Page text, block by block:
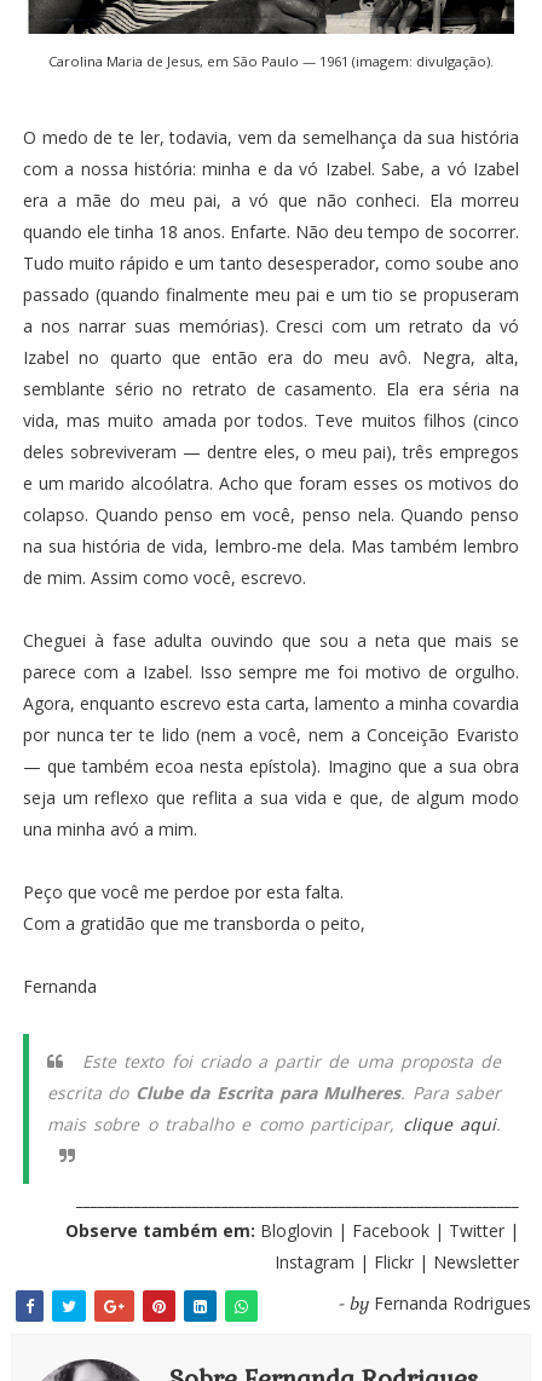
Carolina Maria de Jesus, em São Paulo — 1961 (imagem: divulgação).
O medo de te ler, todavia, vem da semelhança da sua história
com a nossa história: minha e da vó Izabel. Sabe, a vó Izabel
era a mãe do meu pai, a vó que não conheci. Ela morreu
quando ele tinha 18 anos. Enfarte. Não deu tempo de socorrer.
Tudo muito rápido e um tanto desesperador, como soube ano
passado (quando finalmente meu pai e um tio se propuseram
a nos narrar suas memórias). Cresci com um retrato da vó
Izabel no quarto que então era do meu avô. Negra, alta,
semblante sério no retrato de casamento. Ela era séria na
vida, mas muito amada por todos. Teve muitos filhos (cinco
deles sobreviveram — dentre eles, o meu pai), três empregos
e um marido alcoólatra. Acho que foram esses os motivos do
colapso. Quando penso em você, penso nela. Quando penso
na sua história de vida, lembro-me dela. Mas também lembro
de mim. Assim como você, escrevo.
Cheguei à fase adulta ouvindo que sou a neta que mais se
parece com a Izabel. Isso sempre me foi motivo de orgulho.
Agora, enquanto escrevo esta carta, lamento a minha covardia
por nunca ter te lido (nem a você, nem a Conceição Evaristo
— que também ecoa nesta epístola). Imagino que a sua obra
seja um reflexo que reflita a sua vida e que, de algum modo
una minha avó a mim.
Peço que você me perdoe por esta falta.
Com a gratidão que me transborda o peito,
Fernanda
Este texto foi criado a partir de uma proposta de
escrita do Clube da Escrita para Mulheres. Para saber
mais sobre o trabalho e como participar, clique aqui.
Observe também em: Bloglovin | Facebook | Twitter |
Instagram | Flickr | Newsletter
- by Fernanda Rodrigues